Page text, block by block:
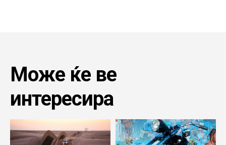
Може ќе ве
интересира